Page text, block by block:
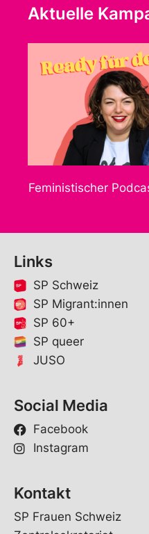
Aktuelle
Feministischer
Links
SP Schweiz
SP Migrant:innen
SP 60+
SP queer
JUSO
Social Media
Facebook
Instagram
Kontakt
SP Frauen Schweiz